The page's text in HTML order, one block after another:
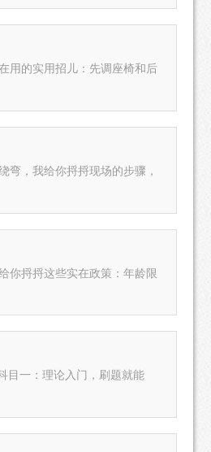
用的实用招儿：先调座椅和后
弯，我给你捋捋现场的步骤，
你捋捋这些实在政策：年龄限
目一：理论入门，刷题就能